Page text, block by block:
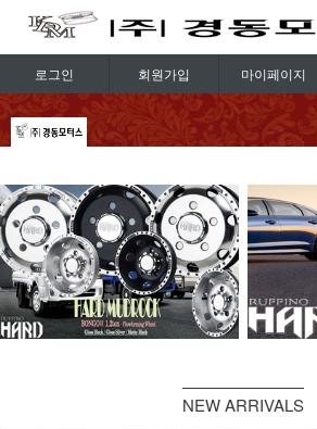
로그인 회원가입 마이페이지
NEW ARRIVALS